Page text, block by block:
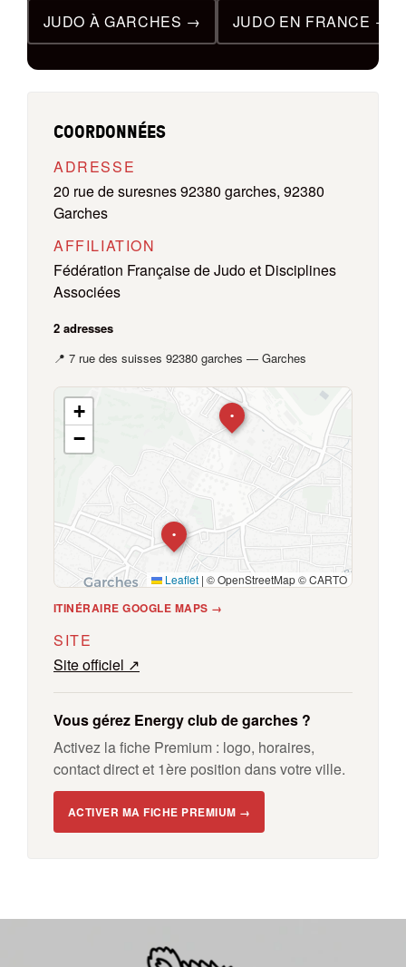
JUDO À GARCHES →
JUDO EN FRANCE →
COORDONNÉES
ADRESSE
20 rue de suresnes 92380 garches, 92380
Garches
AFFILIATION
Fédération Française de Judo et Disciplines
Associées
2 adresses
📍 7 rue des suisses 92380 garches — Garches
•
•
+
−
Leaflet | © OpenStreetMap © CARTO
ITINÉRAIRE GOOGLE MAPS →
SITE
Site officiel ↗
Vous gérez Energy club de garches ?
Activez la fiche Premium : logo, horaires,
contact direct et 1ère position dans votre ville.
ACTIVER MA FICHE PREMIUM →